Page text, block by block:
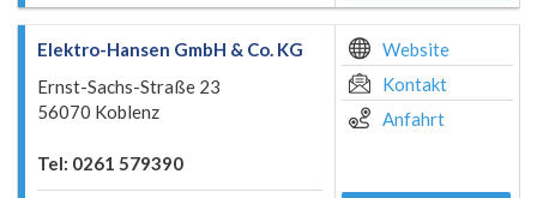
Elektro-Hansen GmbH & Co. KG
Ernst-Sachs-Straße 23
56070 Koblenz
Tel: 0261 579390
Website
Kontakt
Anfahrt